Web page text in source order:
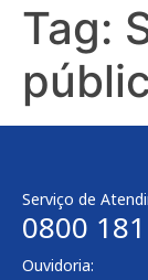
Tag:
Serviço de
0800
Ouvidoria: